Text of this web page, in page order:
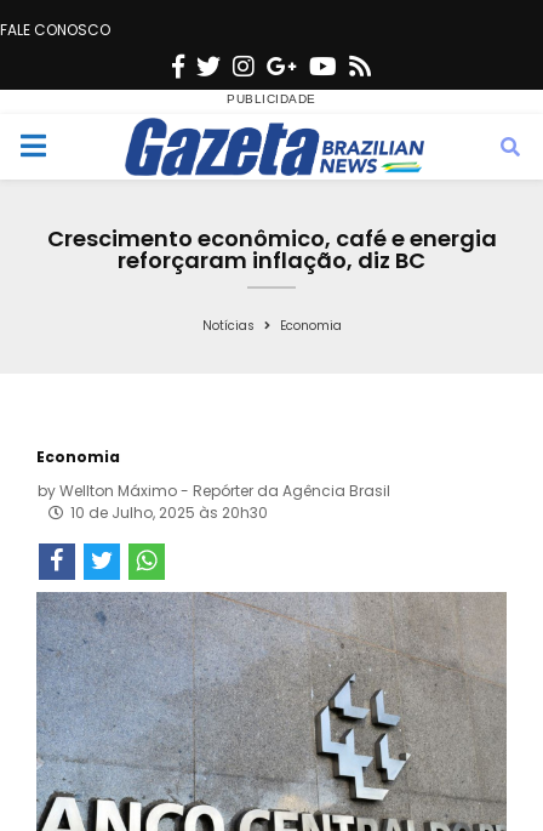
FALE CONOSCO
F
c
e
o
T
w
i
t
e
n
s
t
g
r
a
G
o
o
g
e
Y
u
t
b
s
M
Crescimento econômico, café e energia
reforçaram inflação, diz BC
Notícias Economia
Economia
byWellton Máximo - Repórter da Agência Brasil
10 de Julho, 2025 às 20h30